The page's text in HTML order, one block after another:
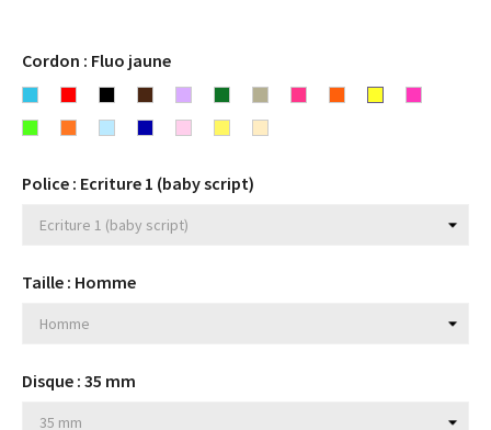
Cordon : Fluo jaune
Bleu
turquoise
RougeNoir ChocolatLavande
Vert Gris
Rose
OrangeFluo
Fluo
Fluo
Fluo
Bleu
Bleu
Rose
JauneBeige
Police : Ecriture 1 (baby script)
Taille : Homme
Disque : 35 mm